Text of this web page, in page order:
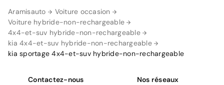
Aramisauto
Voiture occasion
Voiture hybride-non-rechargeable
4x4-et-suv hybride-non-rechargeable
kia 4x4-et-suv hybride-non-rechargeable
kia sportage 4x4-et-suv hybride-non-rechargeable
Contactez-nous Nos réseaux